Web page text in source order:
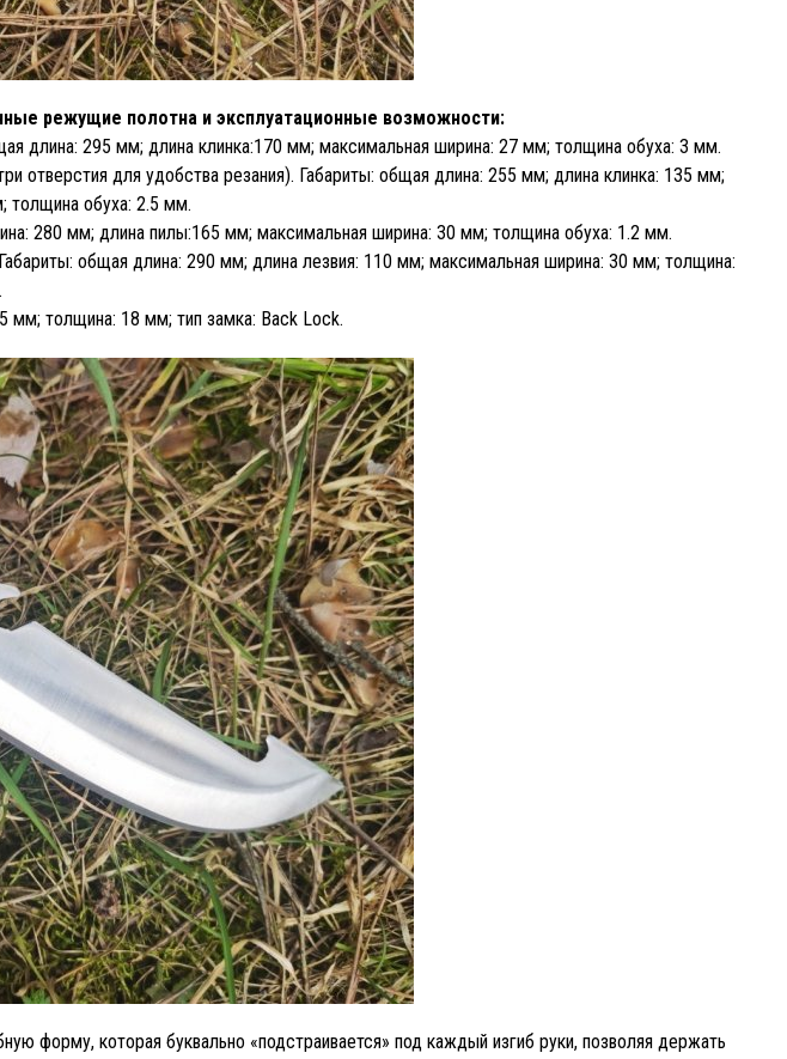
режущие полотна и эксплуатационные возможности:
длина: 295 мм; длина клинка:170 мм; максимальная ширина: 27 мм; толщина обуха: 3 мм.
отверстия для удобства резания). Габариты: общая длина: 255 мм; длина клинка: 135 мм;
толщина обуха: 2.5 мм.
280 мм; длина пилы:165 мм; максимальная ширина: 30 мм; толщина обуха: 1.2 мм.
общая длина: 290 мм; длина лезвия: 110 мм; максимальная ширина: 30 мм; толщина:
мм; толщина: 18 мм; тип замка: Back Lock.
форму, которая буквально «подстраивается» под каждый изгиб руки, позволяя держать